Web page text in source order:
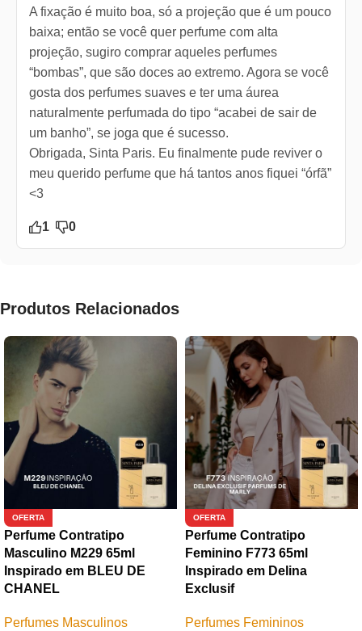
A fixação é muito boa, só a projeção que é um pouco
baixa; então se você quer perfume com alta
projeção, sugiro comprar aqueles perfumes
“bombas”, que são doces ao extremo. Agora se você
gosta dos perfumes suaves e ter uma áurea
naturalmente perfumada do tipo “acabei de sair de
um banho”, se joga que é sucesso.
Obrigada, Sinta Paris. Eu finalmente pude reviver o
meu querido perfume que há tantos anos fiquei “órfã”
<3
1 0
Produtos Relacionados
OFERTA
Perfume Contratipo
Masculino M229 65ml
Inspirado em BLEU DE
CHANEL
Perfumes Masculinos
OFERTA
Perfume Contratipo
Feminino F773 65ml
Inspirado em Delina
Exclusif
Perfumes Femininos